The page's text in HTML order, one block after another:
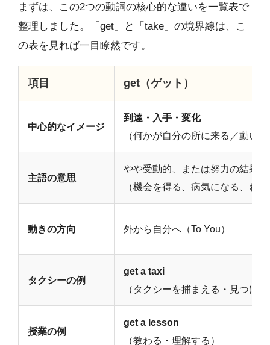
まずは、この2つの動詞の核心的な違いを一覧表で
整理しました。「get」と「take」の境界線は、こ
の表を見れば一目瞭然です。
項目 get（ゲット）
中心的なイメージ
到達・入手・変化
（何かが自分の所に来る／動い
主語の意思
やや受動的、または努力の結果
（機会を得る、病気になる、わ
動きの方向 外から自分へ（To You）
タクシーの例
get a taxi
（タクシーを捕まえる・見つけ
授業の例
get a lesson
（教わる・理解する）